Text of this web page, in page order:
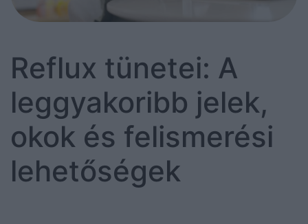
Reflux tünetei: A
leggyakoribb jelek,
okok és felismerési
lehetőségek